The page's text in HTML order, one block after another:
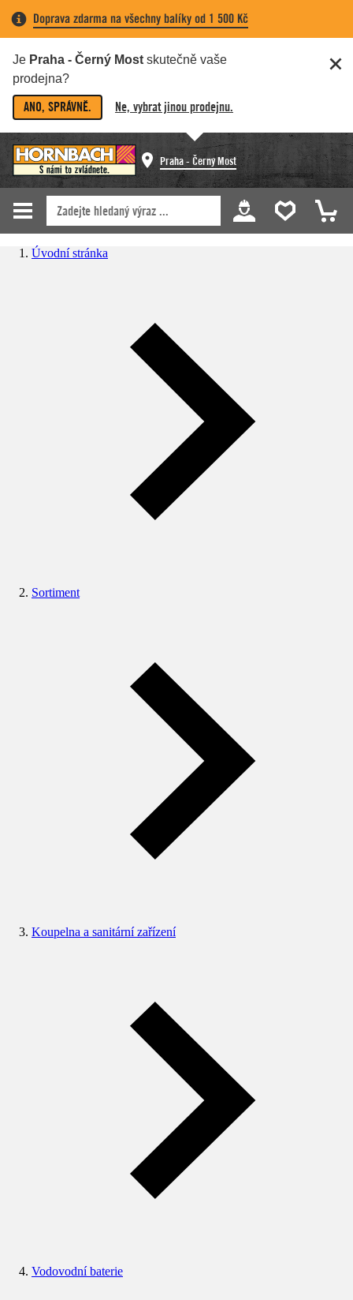
Doprava zdarma na všechny balíky od 1 500 Kč
Je Praha - Černý Most skutečně vaše
prodejna?
ANO, SPRÁVNĚ. Ne, vybrat jinou prodejnu.
Praha - Černý Most
Úvodní stránka
Sortiment
Koupelna a sanitární zařízení
Vodovodní baterie